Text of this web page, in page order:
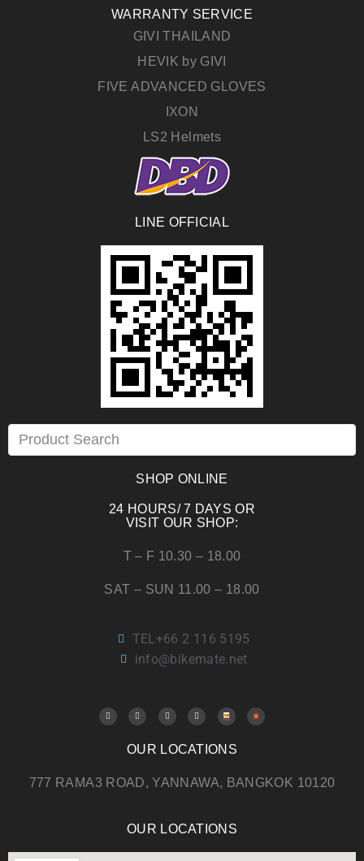
WARRANTY SERVICE
GIVI THAILAND
HEVIK by GIVI
FIVE ADVANCED GLOVES
IXON
LS2 Helmets
LINE OFFICIAL
SHOP ONLINE
24 HOURS/ 7 DAYS OR
VISIT OUR SHOP:
T – F 10.30 – 18.00
SAT – SUN 11.00 – 18.00
TEL+66 2 116 5195
info@bikemate.net
OUR LOCATIONS
777 RAMA3 ROAD, YANNAWA, BANGKOK 10120
OUR LOCATIONS